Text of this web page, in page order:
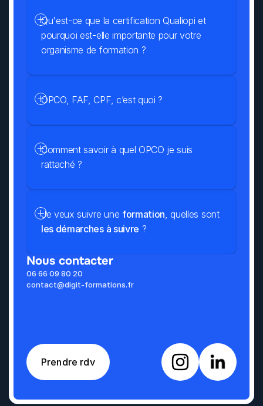
Nous contacter
06 66 09 80 20
contact@digit-formations.fr
Qu'est-ce que la certification Qualiopi et
pourquoi est-elle importante pour votre
organisme de formation ?
Comment savoir à quel OPCO je suis
rattaché ?
Je veux suivre une formation
, quelles sont
les démarches à suivre ?
OPCO, FAF, CPF, c’est quoi ?
Prendre rdv